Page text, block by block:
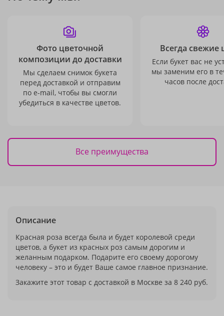
Фото цветочной
композиции до доставки
Мы сделаем снимок букета
перед доставкой и отправим
по e-mail, чтобы вы смогли
убедиться в качестве цветов.
Всегда свежие
Если букет вас не
мы заменим его в
часов после
Все преимущества
Описание
Красная роза всегда была и будет королевой среди
цветов, а букет из красных роз самым дорогим и
желанным подарком. Подарите его своему дорогому
человеку – это и будет Ваше самое главное признание.
Закажите этот товар с доставкой в Москве за 8 240 руб.